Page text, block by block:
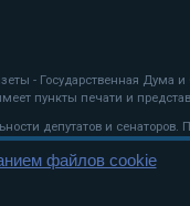
- Государственная
пункты печати и
депутатов и сенаторов.
файлов cookie